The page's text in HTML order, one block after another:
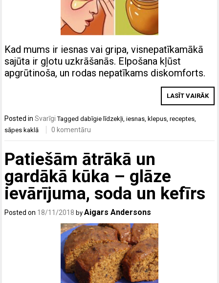
Kad mums ir iesnas vai gripa, visnepatīkamākā
sajūta ir gļotu uzkrāšanās. Elpošana kļūst
apgrūtinoša, un rodas nepatīkams diskomforts.
LASĪT VAIRĀK
Posted inSvarīgi Taggeddabīgie līdzekļi,iesnas, klepus,receptes,
sāpes kaklā
0 komentāru
Patiešām ātrākā un
gardākā kūka – glāze
ievārījuma, soda un kefīrs
Posted on 18/11/2018 byAigars Andersons